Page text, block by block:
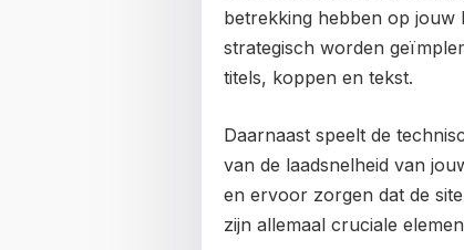
betrekking hebben op jouw
strategisch worden
titels, koppen en tekst.
Daarnaast speelt de
van de laadsnelheid van
en ervoor zorgen dat de
zijn allemaal cruciale